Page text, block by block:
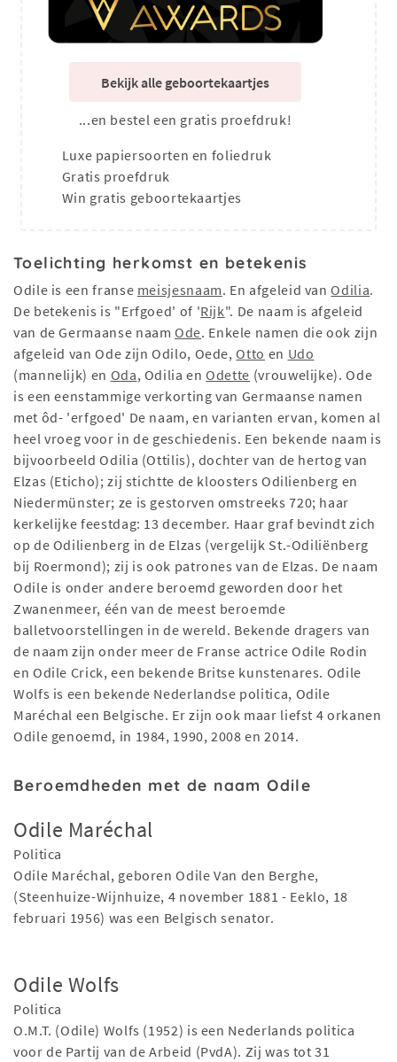
Bekijk alle geboortekaartjes
...en bestel een gratis proefdruk!
Luxe papiersoorten en foliedruk
Gratis proefdruk
Win gratis geboortekaartjes
Toelichting herkomst en betekenis
Odile is een franse meisjesnaam. En afgeleid vanOdilia.
De betekenis is "Erfgoed' of 'Rijk". De naam is afgeleid
van de Germaanse naamOde. Enkele namen die ook zijn
afgeleid van Ode zijn Odilo, Oede,Otto en Udo
(mannelijk) en Oda, Odilia enOdette (vrouwelijke). Ode
is een eenstammige verkorting van Germaanse namen
met ôd- 'erfgoed' De naam, en varianten ervan, komen al
heel vroeg voor in de geschiedenis. Een bekende naam is
bijvoorbeeld Odilia (Ottilis), dochter van de hertog van
Elzas (Eticho); zij stichtte de kloosters Odilienberg en
Niedermünster; ze is gestorven omstreeks 720; haar
kerkelijke feestdag: 13 december. Haar graf bevindt zich
op de Odilienberg in de Elzas (vergelijk St.-Odiliënberg
bij Roermond); zij is ook patrones van de Elzas. De naam
Odile is onder andere beroemd geworden door het
Zwanenmeer, één van de meest beroemde
balletvoorstellingen in de wereld. Bekende dragers van
de naam zijn onder meer de Franse actrice Odile Rodin
en Odile Crick, een bekende Britse kunstenares. Odile
Wolfs is een bekende Nederlandse politica, Odile
Maréchal een Belgische. Er zijn ook maar liefst 4 orkanen
Odile genoemd, in 1984, 1990, 2008 en 2014.
Beroemdheden met de naam Odile
Odile Maréchal
Politica
Odile Maréchal, geboren Odile Van den Berghe,
(Steenhuize-Wijnhuize, 4 november 1881 - Eeklo, 18
februari 1956) was een Belgisch senator.
Odile Wolfs
Politica
O.M.T. (Odile) Wolfs (1952) is een Nederlands politica
voor de Partij van de Arbeid (PvdA). Zij was tot 31